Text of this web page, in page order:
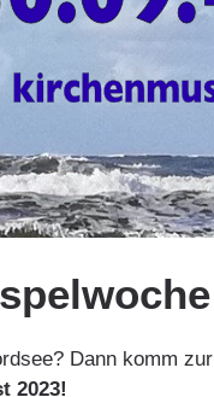
Dann komm zur
2023!